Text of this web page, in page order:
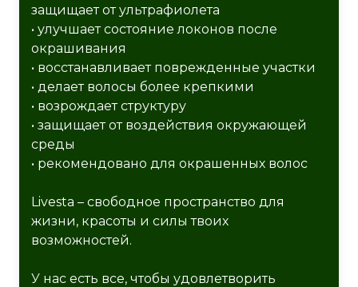
защищает от ультрафиолета
• улучшает состояние локонов после
окрашивания
• восстанавливает поврежденные участки
• делает волосы более крепкими
• возрождает структуру
• защищает от воздействия окружающей
среды
• рекомендовано для окрашенных волос
Livesta – свободное пространство для
жизни, красоты и силы твоих
возможностей.
У нас есть все, чтобы удовлетворить